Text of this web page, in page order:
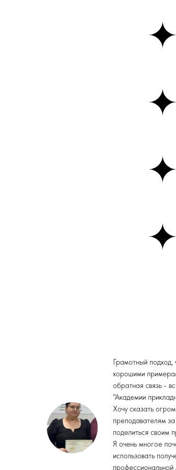
Грамотный подход,
хорошими
обратная связь -
"Академии
Хочу сказать
преподавателям за
поделиться своим
Я очень многое
использовать
профессиональной